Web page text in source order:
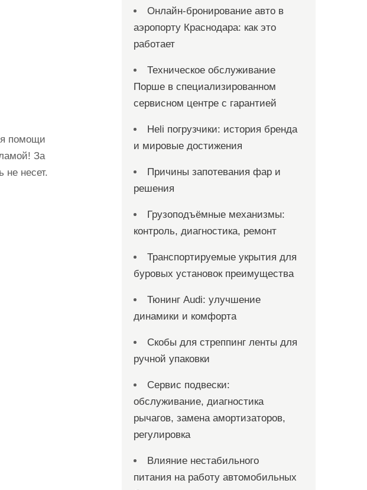
помощи
За
несет.
Онлайн‑бронирование авто в
аэропорту Краснодара: как это
работает
Техническое обслуживание
Порше в специализированном
сервисном центре с гарантией
Heli погрузчики: история бренда
и мировые достижения
Причины запотевания фар и
решения
Грузоподъёмные механизмы:
контроль, диагностика, ремонт
Транспортируемые укрытия для
буровых установок преимущества
Тюнинг Audi: улучшение
динамики и комфорта
Скобы для стреппинг ленты для
ручной упаковки
Сервис подвески:
обслуживание, диагностика
рычагов, замена амортизаторов,
регулировка
Влияние нестабильного
питания на работу автомобильных